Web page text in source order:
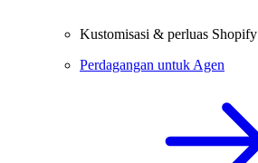
Kustomisasi & perluas Shopify
Perdagangan untuk Agen